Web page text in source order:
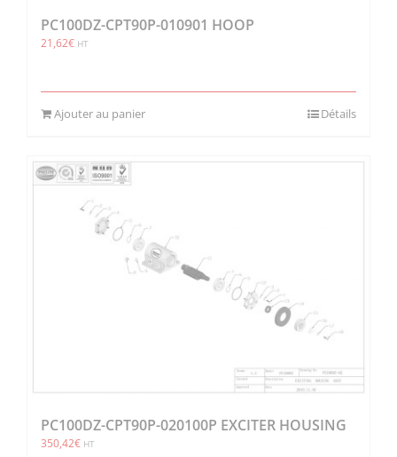
PC100DZ-CPT90P-010901 HOOP
21,62€ HT
Ajouter au panier Détails
PC100DZ-CPT90P-020100P EXCITER HOUSING
350,42€ HT